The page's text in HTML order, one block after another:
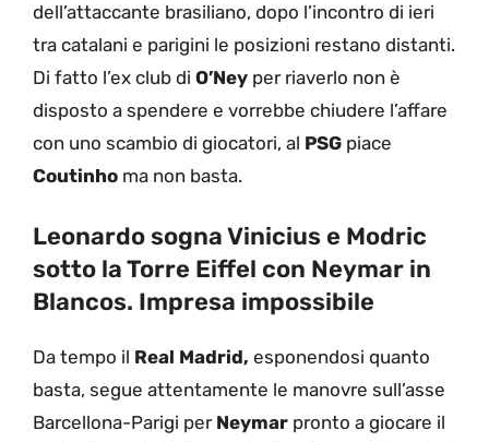
dell’attaccante brasiliano, dopo l’incontro di ieri
tra catalani e parigini le posizioni restano distanti.
Di fatto l’ex club di O’Ney per riaverlo non è
disposto a spendere e vorrebbe chiudere l’affare
con uno scambio di giocatori, al PSG piace
Coutinho ma non basta.
Leonardo sogna Vinicius e Modric
sotto la Torre Eiffel con Neymar in
Blancos. Impresa impossibile
Da tempo il Real Madrid, esponendosi quanto
basta, segue attentamente le manovre sull’asse
Barcellona-Parigi per Neymar pronto a giocare il